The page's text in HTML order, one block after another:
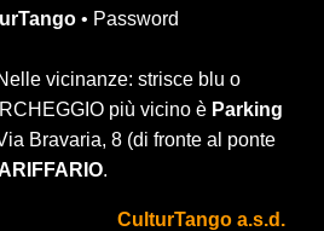
• Password
vicinanze: strisce blu o
più vicino è Parking
Bravaria, 8 (di fronte al ponte
.
CulturTango a.s.d.